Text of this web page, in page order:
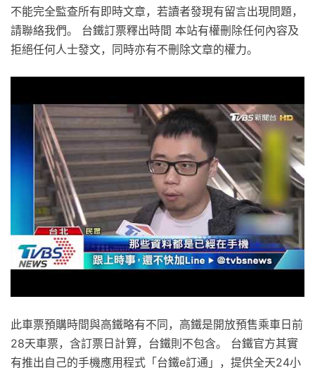
不能完全監查所有即時文章，若讀者發現有留言出現問題，
請聯絡我們。 台鐵訂票釋出時間 本站有權刪除任何內容及
拒絕任何人士發文，同時亦有不刪除文章的權力。
此車票預購時間與高鐵略有不同，高鐵是開放預售乘車日前
28天車票，含訂票日計算，台鐵則不包含。 台鐵官方其實
有推出自己的手機應用程式「台鐵e訂通」，提供全天24小